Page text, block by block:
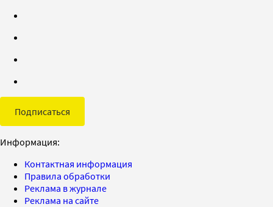
Подписаться
Информация:
Контактная информация
Правила обработки
Реклама в журнале
Реклама на сайте